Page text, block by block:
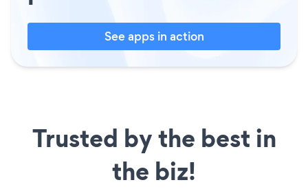
See apps in action
Trusted by the best in
the biz!